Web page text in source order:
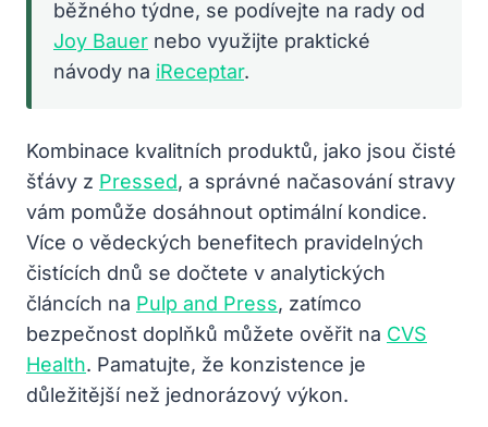
běžného týdne, se podívejte na rady od
Joy Bauer nebo využijte praktické
návody na iReceptar.
Kombinace kvalitních produktů, jako jsou čisté
šťávy z Pressed, a správné načasování stravy
vám pomůže dosáhnout optimální kondice.
Více o vědeckých benefitech pravidelných
čistících dnů se dočtete v analytických
článcích na Pulp and Press, zatímco
bezpečnost doplňků můžete ověřit na CVS
Health. Pamatujte, že konzistence je
důležitější než jednorázový výkon.